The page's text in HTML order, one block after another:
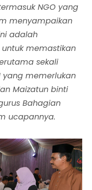
NGO yang
menyampaikan
adalah
memastikan
sekali
memerlukan
Maizatun binti
Bahagian
ucapannya.